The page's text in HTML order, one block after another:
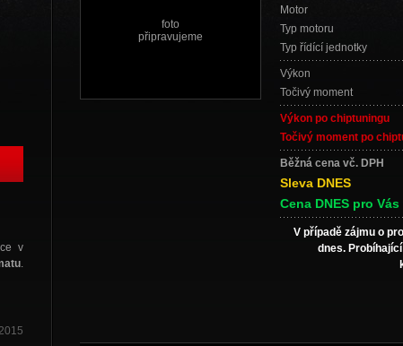
v
.
Motor
Typ motoru
Typ řídící jednotky
Výkon
Točivý moment
Výkon po chiptuningu
Točivý moment po
Běžná cena vč. DPH
Sleva DNES
Cena DNES pro Vás
V případě zájmu o
dnes.
foto
připravujeme